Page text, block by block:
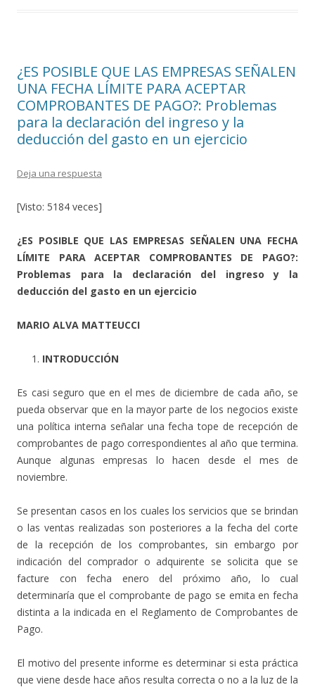
¿ES POSIBLE QUE LAS EMPRESAS SEÑALEN
UNA FECHA LÍMITE PARA ACEPTAR
COMPROBANTES DE PAGO?: Problemas
para la declaración del ingreso y la
deducción del gasto en un ejercicio
Deja una respuesta
[Visto: 5184 veces]
¿ES POSIBLE QUE LAS EMPRESAS SEÑALEN UNA FECHA
LÍMITE PARA ACEPTAR COMPROBANTES DE PAGO?:
Problemas para la declaración del ingreso y la
deducción del gasto en un ejercicio
MARIO ALVA MATTEUCCI
INTRODUCCIÓN
Es casi seguro que en el mes de diciembre de cada año, se
pueda observar que en la mayor parte de los negocios existe
una política interna señalar una fecha tope de recepción de
comprobantes de pago correspondientes al año que termina.
Aunque algunas empresas lo hacen desde el mes de
noviembre.
Se presentan casos en los cuales los servicios que se brindan
o las ventas realizadas son posteriores a la fecha del corte
de la recepción de los comprobantes, sin embargo por
indicación del comprador o adquirente se solicita que se
facture con fecha enero del próximo año, lo cual
determinaría que el comprobante de pago se emita en fecha
distinta a la indicada en el Reglamento de Comprobantes de
Pago.
El motivo del presente informe es determinar si esta práctica
que viene desde hace años resulta correcta o no a la luz de la